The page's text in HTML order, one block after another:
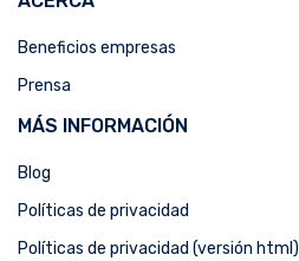
Beneficios empresas
Prensa
MÁS INFORMACIÓN
Blog
Políticas de privacidad
Políticas de privacidad (versión html)